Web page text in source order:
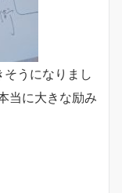
うになりまし
当に大きな励み